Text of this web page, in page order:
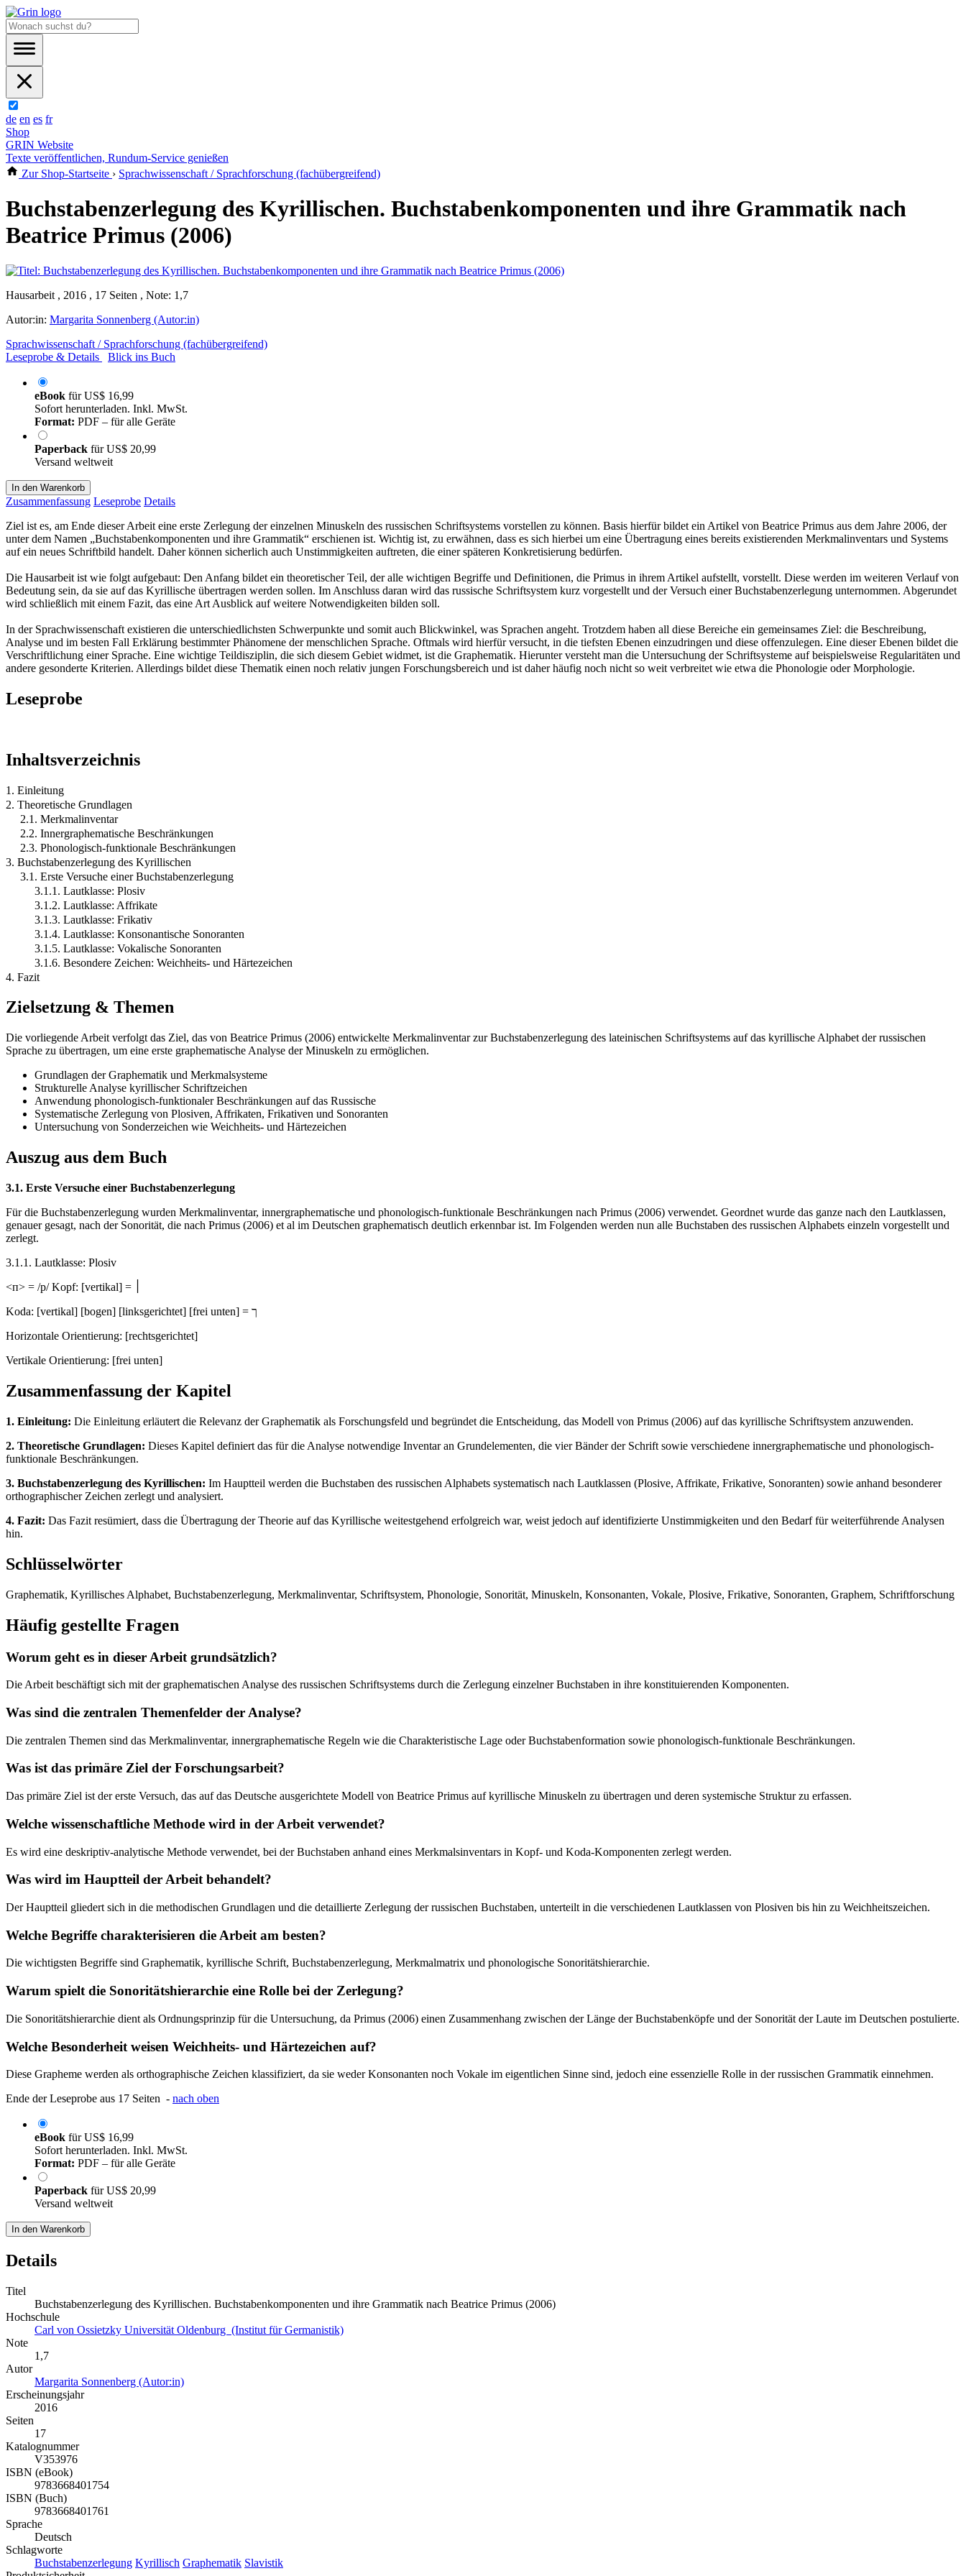
de en es fr
Shop
GRIN Website
Texte veröffentlichen, Rundum-Service genießen
Zur Shop-Startseite › Sprachwissenschaft / Sprachforschung (fachübergreifend)
Buchstabenzerlegung des Kyrillischen. Buchstabenkomponenten und ihre Grammatik nach
Beatrice Primus (2006)
Hausarbeit , 2016 , 17 Seiten , Note: 1,7
Autor:in: Margarita Sonnenberg (Autor:in)
Sprachwissenschaft / Sprachforschung (fachübergreifend)
Leseprobe & Details
Blick ins Buch
eBook fürUS$ 16,99
Sofort herunterladen. Inkl. MwSt.
Format: PDF – für alle Geräte
Paperback fürUS$ 20,99
Versand weltweit
In den Warenkorb
Zusammenfassung Leseprobe Details
Ziel ist es, am Ende dieser Arbeit eine erste Zerlegung der einzelnen Minuskeln des russischen Schriftsystems vorstellen zu können. Basis hierfür bildet ein Artikel von Beatrice Primus aus dem Jahre 2006, der
unter dem Namen „Buchstabenkomponenten und ihre Grammatik“ erschienen ist. Wichtig ist, zu erwähnen, dass es sich hierbei um eine Übertragung eines bereits existierenden Merkmalinventars und Systems
auf ein neues Schriftbild handelt. Daher können sicherlich auch Unstimmigkeiten auftreten, die einer späteren Konkretisierung bedürfen.
Die Hausarbeit ist wie folgt aufgebaut: Den Anfang bildet ein theoretischer Teil, der alle wichtigen Begriffe und Definitionen, die Primus in ihrem Artikel aufstellt, vorstellt. Diese werden im weiteren Verlauf von
Bedeutung sein, da sie auf das Kyrillische übertragen werden sollen. Im Anschluss daran wird das russische Schriftsystem kurz vorgestellt und der Versuch einer Buchstabenzerlegung unternommen. Abgerundet
wird schließlich mit einem Fazit, das eine Art Ausblick auf weitere Notwendigkeiten bilden soll.
In der Sprachwissenschaft existieren die unterschiedlichsten Schwerpunkte und somit auch Blickwinkel, was Sprachen angeht. Trotzdem haben all diese Bereiche ein gemeinsames Ziel: die Beschreibung,
Analyse und im besten Fall Erklärung bestimmter Phänomene der menschlichen Sprache. Oftmals wird hierfür versucht, in die tiefsten Ebenen einzudringen und diese offenzulegen. Eine dieser Ebenen bildet die
Verschriftlichung einer Sprache. Eine wichtige Teildisziplin, die sich diesem Gebiet widmet, ist die Graphematik. Hierunter versteht man die Untersuchung der Schriftsysteme auf beispielsweise Regularitäten und
andere gesonderte Kriterien. Allerdings bildet diese Thematik einen noch relativ jungen Forschungsbereich und ist daher häufig noch nicht so weit verbreitet wie etwa die Phonologie oder Morphologie.
Leseprobe
Inhaltsverzeichnis
1. Einleitung
2. Theoretische Grundlagen
2.1. Merkmalinventar
2.2. Innergraphematische Beschränkungen
2.3. Phonologisch-funktionale Beschränkungen
3. Buchstabenzerlegung des Kyrillischen
3.1. Erste Versuche einer Buchstabenzerlegung
3.1.1. Lautklasse: Plosiv
3.1.2. Lautklasse: Affrikate
3.1.3. Lautklasse: Frikativ
3.1.4. Lautklasse: Konsonantische Sonoranten
3.1.5. Lautklasse: Vokalische Sonoranten
3.1.6. Besondere Zeichen: Weichheits- und Härtezeichen
4. Fazit
Zielsetzung & Themen
Die vorliegende Arbeit verfolgt das Ziel, das von Beatrice Primus (2006) entwickelte Merkmalinventar zur Buchstabenzerlegung des lateinischen Schriftsystems auf das kyrillische Alphabet der russischen
Sprache zu übertragen, um eine erste graphematische Analyse der Minuskeln zu ermöglichen.
Grundlagen der Graphematik und Merkmalsysteme
Strukturelle Analyse kyrillischer Schriftzeichen
Anwendung phonologisch-funktionaler Beschränkungen auf das Russische
Systematische Zerlegung von Plosiven, Affrikaten, Frikativen und Sonoranten
Untersuchung von Sonderzeichen wie Weichheits- und Härtezeichen
Auszug aus dem Buch
3.1. Erste Versuche einer Buchstabenzerlegung
Für die Buchstabenzerlegung wurden Merkmalinventar, innergraphematische und phonologisch-funktionale Beschränkungen nach Primus (2006) verwendet. Geordnet wurde das ganze nach den Lautklassen,
genauer gesagt, nach der Sonorität, die nach Primus (2006) et al im Deutschen graphematisch deutlich erkennbar ist. Im Folgenden werden nun alle Buchstaben des russischen Alphabets einzeln vorgestellt und
zerlegt.
3.1.1. Lautklasse: Plosiv
Koda: [vertikal] [bogen] [linksgerichtet] [frei unten] = ך
Horizontale Orientierung: [rechtsgerichtet]
Vertikale Orientierung: [frei unten]
Zusammenfassung der Kapitel
1. Einleitung: Die Einleitung erläutert die Relevanz der Graphematik als Forschungsfeld und begründet die Entscheidung, das Modell von Primus (2006) auf das kyrillische Schriftsystem anzuwenden.
2. Theoretische Grundlagen: Dieses Kapitel definiert das für die Analyse notwendige Inventar an Grundelementen, die vier Bänder der Schrift sowie verschiedene innergraphematische und phonologisch-
funktionale Beschränkungen.
3. Buchstabenzerlegung des Kyrillischen: Im Hauptteil werden die Buchstaben des russischen Alphabets systematisch nach Lautklassen (Plosive, Affrikate, Frikative, Sonoranten) sowie anhand besonderer
orthographischer Zeichen zerlegt und analysiert.
4. Fazit: Das Fazit resümiert, dass die Übertragung der Theorie auf das Kyrillische weitestgehend erfolgreich war, weist jedoch auf identifizierte Unstimmigkeiten und den Bedarf für weiterführende Analysen
hin.
Schlüsselwörter
Graphematik, Kyrillisches Alphabet, Buchstabenzerlegung, Merkmalinventar, Schriftsystem, Phonologie, Sonorität, Minuskeln, Konsonanten, Vokale, Plosive, Frikative, Sonoranten, Graphem, Schriftforschung
Häufig gestellte Fragen
Worum geht es in dieser Arbeit grundsätzlich?
Die Arbeit beschäftigt sich mit der graphematischen Analyse des russischen Schriftsystems durch die Zerlegung einzelner Buchstaben in ihre konstituierenden Komponenten.
Was sind die zentralen Themenfelder der Analyse?
Die zentralen Themen sind das Merkmalinventar, innergraphematische Regeln wie die Charakteristische Lage oder Buchstabenformation sowie phonologisch-funktionale Beschränkungen.
Was ist das primäre Ziel der Forschungsarbeit?
Das primäre Ziel ist der erste Versuch, das auf das Deutsche ausgerichtete Modell von Beatrice Primus auf kyrillische Minuskeln zu übertragen und deren systemische Struktur zu erfassen.
Welche wissenschaftliche Methode wird in der Arbeit verwendet?
Es wird eine deskriptiv-analytische Methode verwendet, bei der Buchstaben anhand eines Merkmalsinventars in Kopf- und Koda-Komponenten zerlegt werden.
Was wird im Hauptteil der Arbeit behandelt?
Der Hauptteil gliedert sich in die methodischen Grundlagen und die detaillierte Zerlegung der russischen Buchstaben, unterteilt in die verschiedenen Lautklassen von Plosiven bis hin zu Weichheitszeichen.
Welche Begriffe charakterisieren die Arbeit am besten?
Die wichtigsten Begriffe sind Graphematik, kyrillische Schrift, Buchstabenzerlegung, Merkmalmatrix und phonologische Sonoritätshierarchie.
Warum spielt die Sonoritätshierarchie eine Rolle bei der Zerlegung?
Die Sonoritätshierarchie dient als Ordnungsprinzip für die Untersuchung, da Primus (2006) einen Zusammenhang zwischen der Länge der Buchstabenköpfe und der Sonorität der Laute im Deutschen postulierte.
Welche Besonderheit weisen Weichheits- und Härtezeichen auf?
Diese Grapheme werden als orthographische Zeichen klassifiziert, da sie weder Konsonanten noch Vokale im eigentlichen Sinne sind, jedoch eine essenzielle Rolle in der russischen Grammatik einnehmen.
Ende der Leseprobe aus 17 Seiten - nach oben
eBook fürUS$ 16,99
Sofort herunterladen. Inkl. MwSt.
Format: PDF – für alle Geräte
Paperback fürUS$ 20,99
Versand weltweit
In den Warenkorb
Details
Titel
Buchstabenzerlegung des Kyrillischen. Buchstabenkomponenten und ihre Grammatik nach Beatrice Primus (2006)
Hochschule
Carl von Ossietzky Universität Oldenburg (Institut für Germanistik)
Note
1,7
Autor
Margarita Sonnenberg (Autor:in)
Erscheinungsjahr
2016
Seiten
17
Katalognummer
V353976
ISBN (eBook)
9783668401754
ISBN (Buch)
9783668401761
Sprache
Deutsch
Schlagworte
Buchstabenzerlegung Kyrillisch Graphematik Slavistik